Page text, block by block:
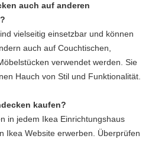
auch auf anderen
vielseitig einsetzbar und können
auch auf Couchtischen,
verwendet werden. Sie
Hauch von Stil und Funktionalität.
kaufen?
in jedem Ikea Einrichtungshaus
Ikea Website erwerben. Überprüfen